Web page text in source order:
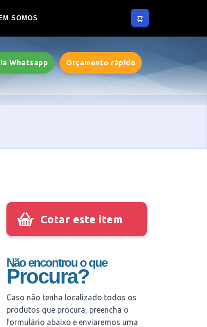
SOMOS
Whatsapp Orçamento rápido
Cotar este item
Não encontrou o que
Procura?
Caso não tenha localizado todos os
produtos que procura, preencha o
formulário abaixo e enviaremos uma